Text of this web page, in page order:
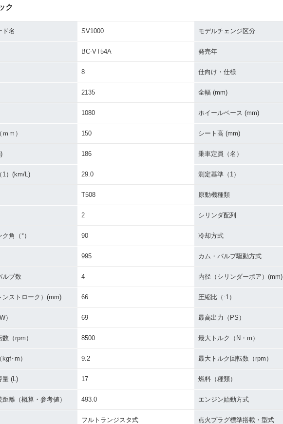
ク
ド名 SV1000 モデルチェンジ区分
BC-VT54A 発売年
8 仕向け・仕様
2135 全幅 (mm)
1080 ホイールベース (mm)
ｍ） 150 シート高 (mm)
186 乗車定員（名）
1）(km/L) 29.0 測定基準（1）
T508 原動機種類
2 シリンダ配列
角（°） 90 冷却方式
995 カム・バルブ駆動方式
ルブ数 4 内径（シリンダーボア）(mm)
ンストローク）(mm) 66 圧縮比（:1）
） 69 最高出力（PS）
（rpm） 8500 最大トルク（N・m）
･m） 9.2 最大トルク回転数（rpm）
量 (L) 17 燃料（種類）
離（概算・参考値） 493.0 エンジン始動方式
フルトランジスタ式 点火プラグ標準搭載・型式